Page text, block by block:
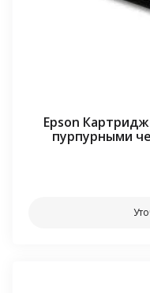
Epson
пурпурными